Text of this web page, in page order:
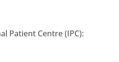
Patient Centre (IPC):